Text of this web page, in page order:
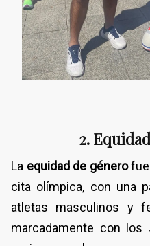
2.
La equidad de génerofue
cita olímpica, con una
atletas masculinos y
marcadamente con los